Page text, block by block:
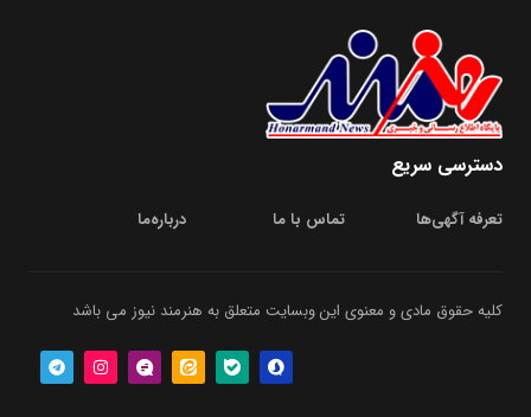
دسترسی سریع
تعرفه آگهی‌ها تماس با ما درباره‌‌ما
کلیه حقوق مادی و معنوی این وبسایت متعلق به هنرمند نیوز می باشد